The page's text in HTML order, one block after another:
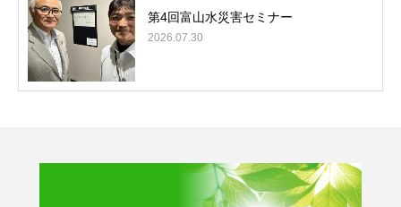
第4回富山水災害セミナー
2026.07.30